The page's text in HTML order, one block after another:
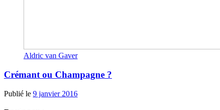
Aldric van Gaver
Crémant ou Champagne ?
Publié le 9 janvier 2016